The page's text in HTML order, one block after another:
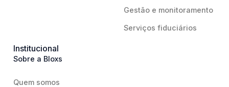
Gestão e monitoramento
Serviços fiduciários
Institucional
Sobre a Bloxs
Quem somos